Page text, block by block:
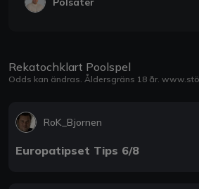
Rekatochklart Poolspel
Odds kan ändras. Åldersgräns 18 år.
RoK_Bjornen
Europatipset Tips 6/8